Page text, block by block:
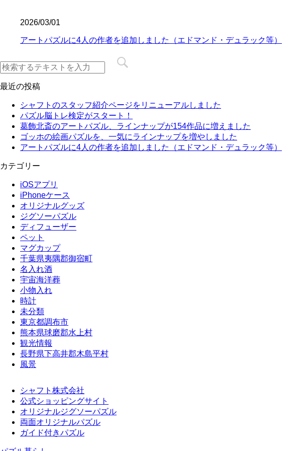
2026/03/01
アートパズルに4人の作者を追加しました（エドマンド・デュラック等）
最近の投稿
シャフトのスタッフ紹介ページをリニューアルしました
パズル脳トレ検定がスタート！
葛飾北斎のアートパズル、ラインナップが154作品に増えました
ゴッホの絵画パズルを、一気にラインナップを増やしました
アートパズルに4人の作者を追加しました（エドマンド・デュラック等）
カテゴリー
iOSアプリ
iPhoneケース
オリジナルグッズ
ジグソーパズル
ディフューザー
ペット
マグカップ
千葉県夷隅郡御宿町
名入れ酒
宇宙海洋葬
小物入れ
時計
未分類
東京都調布市
熊本県球磨郡水上村
観光情報
長野県下高井郡木島平村
風景
シャフト株式会社
公式ショッピングサイト
オリジナルジグソーパズル
両面オリジナルパズル
ガイド付きパズル